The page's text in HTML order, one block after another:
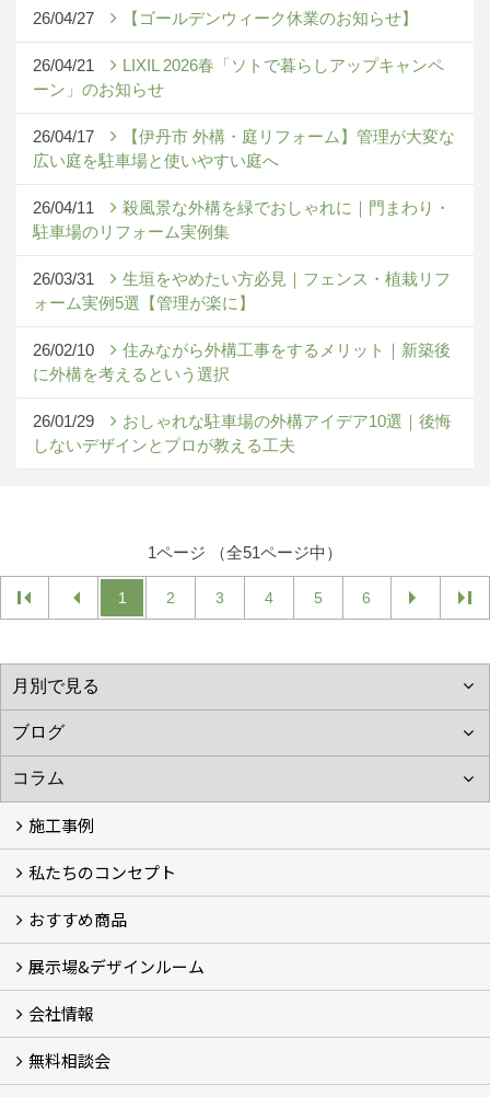
26/04/27 【ゴールデンウィーク休業のお知らせ】
26/04/21
LIXIL 2026春「ソトで暮らしアップキャンペ
ーン」のお知らせ
26/04/17
【伊丹市 外構・庭リフォーム】管理が大変な
広い庭を駐車場と使いやすい庭へ
26/04/11
殺風景な外構を緑でおしゃれに｜門まわり・
駐車場のリフォーム実例集
26/03/31
生垣をやめたい方必見｜フェンス・植栽リフ
ォーム実例5選【管理が楽に】
26/02/10
住みながら外構工事をするメリット｜新築後
に外構を考えるという選択
26/01/29
おしゃれな駐車場の外構アイデア10選｜後悔
しないデザインとプロが教える工夫
1ページ （全51ページ中）
1 2 3 4 5 6
施工事例
施工事例
お客様の声 (46)
私たちのコンセプト
コンセプト
完成までの流れ
お庭のメンテナンスについて
おすすめ商品
オリジナル帆布のサイクルポート
NEW スマートサイクルポート
おしゃれな物置 (8)
門扉 (6)
ウッドフェンス (16)
アイアンの商品 (6)
ガーデニング雑貨 (3)
ガーデン書&ガーデンアート
こだわりのオリジナル商品 一覧
おすすめの植物 (29)
箱庭ガーデン
ポット苗
展示場&デザインルーム
展示場&デザインルーム
会社情報
会社概要
スタッフ紹介 (11)
ブログ
コラム
アクセス
求人募集
無料相談会